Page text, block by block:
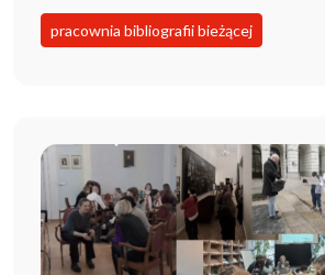
pracownia bibliografii bieżącej